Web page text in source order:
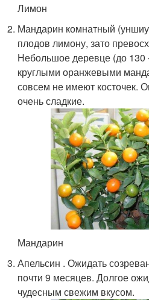
Лимон
Мандарин комнатный
плодов лимону, зато
Небольшое деревце (до 130
круглыми оранжевыми
совсем не имеют косточек.
очень сладкие.
Мандарин
Апельсин . Ожидать
почти 9 месяцев. Долгое
чудесным свежим вкусом.